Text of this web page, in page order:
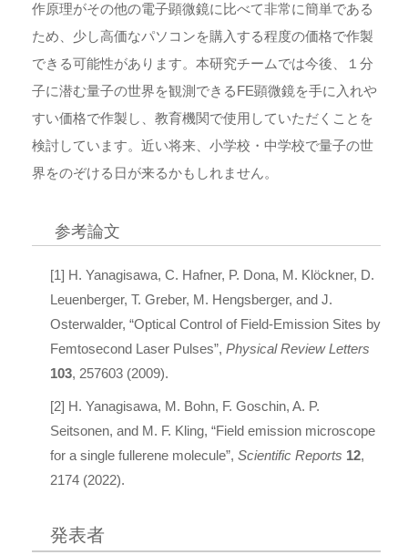
作原理がその他の電子顕微鏡に比べて非常に簡単である
ため、少し高価なパソコンを購入する程度の価格で作製
できる可能性があります。本研究チームでは今後、１分
子に潜む量子の世界を観測できるFE顕微鏡を手に入れや
すい価格で作製し、教育機関で使用していただくことを
検討しています。近い将来、小学校・中学校で量子の世
界をのぞける日が来るかもしれません。
参考論文
[1] H. Yanagisawa, C. Hafner, P. Dona, M. Klöckner, D.
Leuenberger, T. Greber, M. Hengsberger, and J.
Osterwalder, “Optical Control of Field-Emission Sites by
Femtosecond Laser Pulses”, Physical Review Letters
103, 257603 (2009).
[2] H. Yanagisawa, M. Bohn, F. Goschin, A. P.
Seitsonen, and M. F. Kling, “Field emission microscope
for a single fullerene molecule”, Scientific Reports 12,
2174 (2022).
発表者